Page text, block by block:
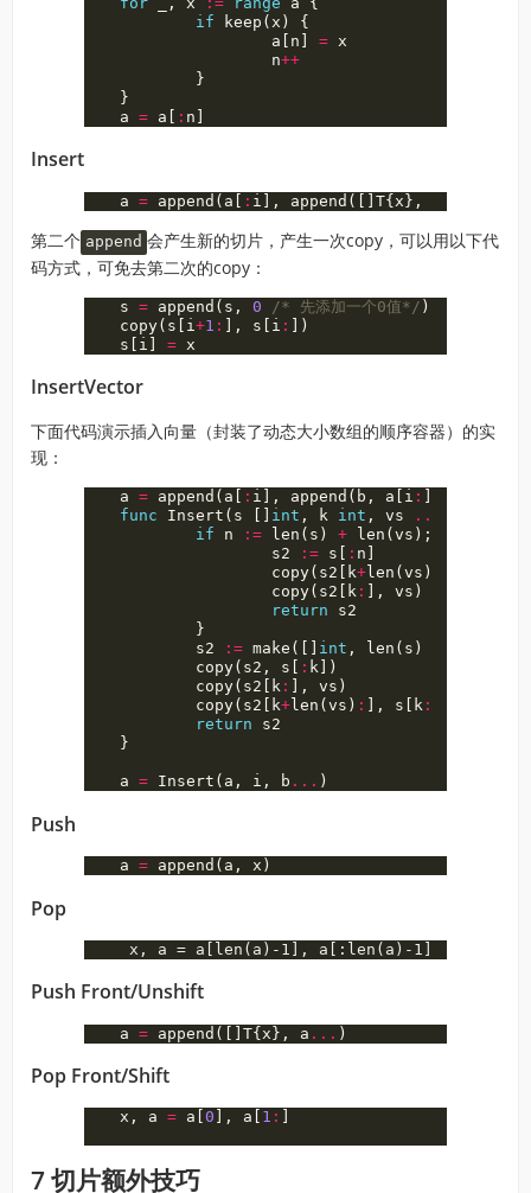
if
keep ( x )
{
a
n = x
n++
}
}
a = a : n
Insert
a = append ( a [ : i ], append ([] T{x},
第二个 append 会产生新的切片，产生一次copy，可以用以下代
码方式，可免去第二次的copy：
s = append ( s , 0 /* 先添加一个0值*/ )
copy( s [ i +1 : ], s [ i : ])
s [ i ] = x
InsertVector
下面代码演示插入向量（封装了动态大小数组的顺序容器）的实
现：
a = append ( a : i ], append ( b , a i :
func
Insert ( s int , k int , vs ...
if
n := len ( s ) + len ( vs );
s2
:= s : n
copy( s2 k+ len ( vs )
copy( s2 k : ], vs )
return
s2
}
s2
:= make ([] int , len ( s )
copy( s2 , s : k ])
copy( s2 k : ], vs )
copy( s2 k+ len ( vs ) : ], s k :
return
s2
}
a = Insert ( a , i , b ... )
Push
a = append ( a , x )
Pop
Push Front/Unshift
a = append ([] T{x}, a ... )
Pop Front/Shift
x , a = a 0 ], a 1 :
7 切片额外技巧